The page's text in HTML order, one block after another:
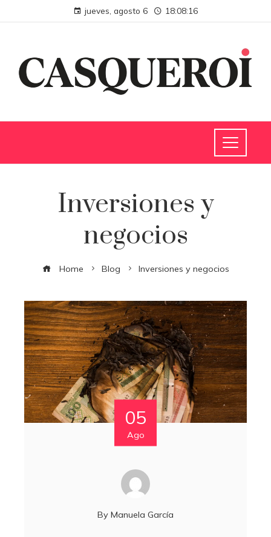
jueves, agosto 6 18:08:17
Inversiones y
negocios
Home Blog Inversiones y negocios
05
Ago
By Manuela García